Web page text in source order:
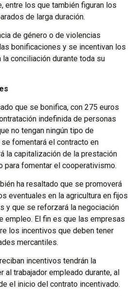
entre los que también figuran los
de larga duración.
de género o de violencias
bonificaciones y se incentivan los
conciliación durante toda su
que se bonifica, con 275 euros
indefinida de personas
no tengan ningún tipo de
fomentará el contracto en
la capitalización de la prestación
para fomentar el cooperativismo.
ha resaltado que se promoverá
eventuales en la agricultura en fijos
y que se reforzará la negociación
empleo. El fin es que las empresas
los incentivos que deben tener
mercantiles.
incentivos tendrán la
al trabajador empleado durante, al
el inicio del contrato incentivado.